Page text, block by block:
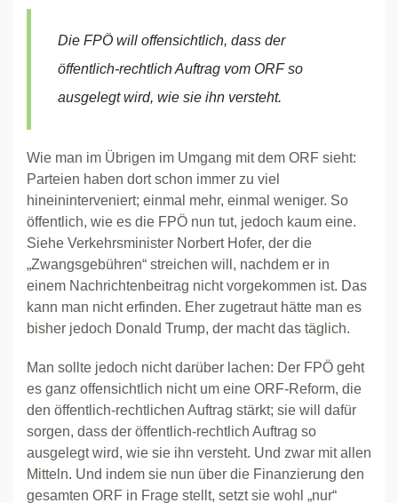
Die FPÖ will offensichtlich, dass der
öffentlich-rechtlich Auftrag vom ORF so
ausgelegt wird, wie sie ihn versteht.
Wie man im Übrigen im Umgang mit dem ORF sieht:
Parteien haben dort schon immer zu viel
hineininterveniert; einmal mehr, einmal weniger. So
öffentlich, wie es die FPÖ nun tut, jedoch kaum eine.
Siehe Verkehrsminister Norbert Hofer, der die
„Zwangsgebühren“ streichen will, nachdem er in
einem Nachrichtenbeitrag nicht vorgekommen ist. Das
kann man nicht erfinden. Eher zugetraut hätte man es
bisher jedoch Donald Trump, der macht das täglich.
Man sollte jedoch nicht darüber lachen: Der FPÖ geht
es ganz offensichtlich nicht um eine ORF-Reform, die
den öffentlich-rechtlichen Auftrag stärkt; sie will dafür
sorgen, dass der öffentlich-rechtlich Auftrag so
ausgelegt wird, wie sie ihn versteht. Und zwar mit allen
Mitteln. Und indem sie nun über die Finanzierung den
gesamten ORF in Frage stellt, setzt sie wohl „nur“